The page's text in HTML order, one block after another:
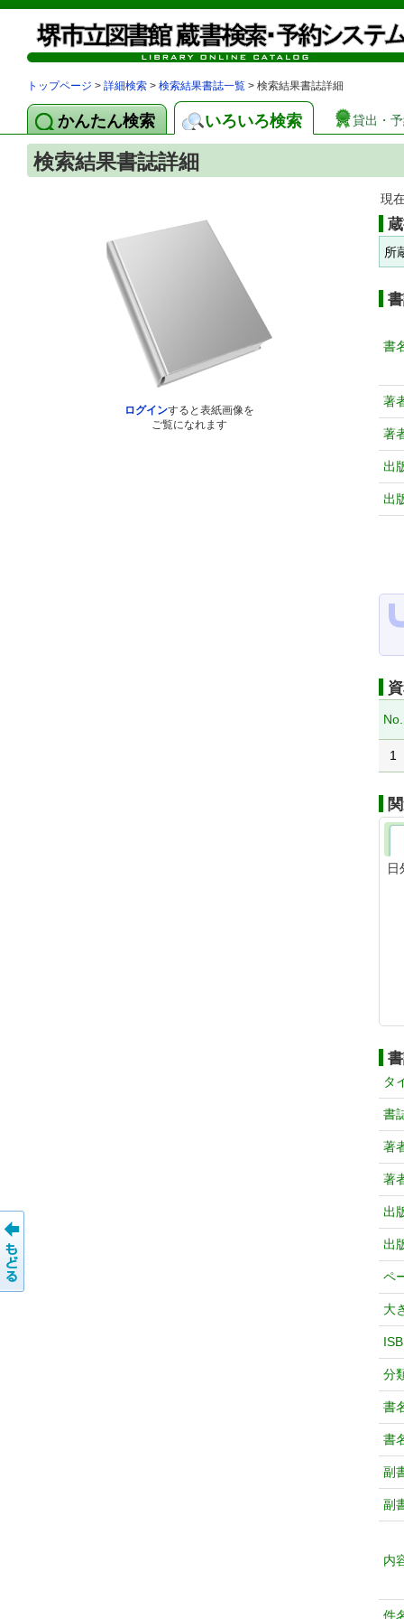
トップページ > 詳細検索 > 検索結果書誌一覧 > 検索結果書誌詳細
かんたん検索 いろいろ検索 貸出・
検索結果書誌詳細
ログインすると表紙画像を
ご覧になれます
現
所
書
著
著
出
出
No.
1
日
タ
書
著
著
出
出
ペ
大
分
書
書
副
副
内
件